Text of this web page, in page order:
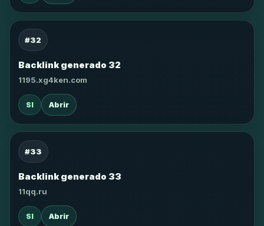
#32
Backlink generado 32
1195.xg4ken.com
SI Abrir
#33
Backlink generado 33
11qq.ru
SI Abrir